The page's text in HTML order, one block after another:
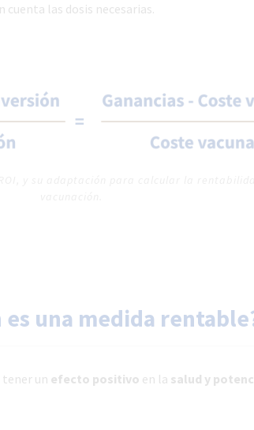
cuenta las dosis necesarias.
una medida
tener un efecto positivo en la salud y